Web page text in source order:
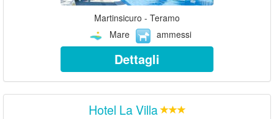
Martinsicuro - Teramo
Mare
ammessi
Dettagli
Hotel La Villa